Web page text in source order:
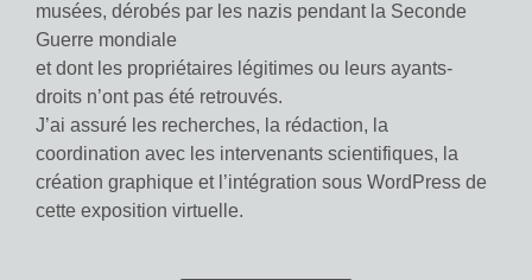
musées, dérobés par les nazis pendant la Seconde
Guerre mondiale
et dont les propriétaires légitimes ou leurs ayants-
droits n’ont pas été retrouvés.
J’ai assuré les recherches, la rédaction, la
coordination avec les intervenants scientifiques, la
création graphique et l’intégration sous WordPress de
cette exposition virtuelle.